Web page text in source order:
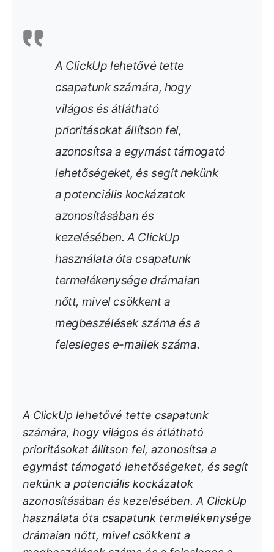
A ClickUp lehetővé tette
csapatunk számára, hogy
világos és átlátható
prioritásokat állítson fel,
azonosítsa a egymást támogató
lehetőségeket, és segít nekünk
a potenciális kockázatok
azonosításában és
kezelésében. A ClickUp
használata óta csapatunk
termelékenysége drámaian
nőtt, mivel csökkent a
megbeszélések száma és a
felesleges e-mailek száma.
A ClickUp lehetővé tette csapatunk
számára, hogy világos és átlátható
prioritásokat állítson fel, azonosítsa a
egymást támogató lehetőségeket, és segít
nekünk a potenciális kockázatok
azonosításában és kezelésében. A ClickUp
használata óta csapatunk termelékenysége
drámaian nőtt, mivel csökkent a